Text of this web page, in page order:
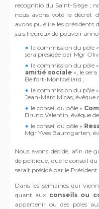
recognitio du Saint-Siège ;
nous avons voté le décret
avons pu élire les présidents
suis heureux de pouvoir
la commission du pôle «
sera présidée par Mgr
la commission du pôle «
amitié sociale », le
Belfort-Montbéliard ;
la commission du pôle «
Jean-Marc Micas, évêque
le conseil du pôle «
Bruno Valentin, évêque
le conseil du pôle «
Mgr Yves Baumgarten,
Nous avons décidé, afin de
de politique, que le conseil
serait présidé par le Président
Dans les semaines qui
quant aux conseils ou
appartenir ou des pôles